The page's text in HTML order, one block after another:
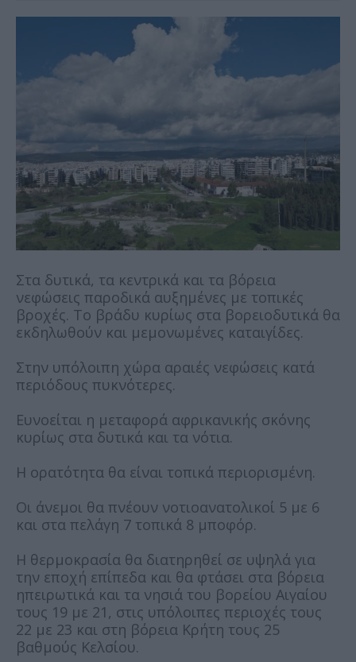
Στα δυτικά, τα κεντρικά και τα βόρεια
νεφώσεις παροδικά αυξημένες με τοπικές
βροχές. Το βράδυ κυρίως στα βορειοδυτικά θα
εκδηλωθούν και μεμονωμένες καταιγίδες.
Στην υπόλοιπη χώρα αραιές νεφώσεις κατά
περιόδους πυκνότερες.
Ευνοείται η μεταφορά αφρικανικής σκόνης
κυρίως στα δυτικά και τα νότια.
Η ορατότητα θα είναι τοπικά περιορισμένη.
Οι άνεμοι θα πνέουν νοτιοανατολικοί 5 με 6
και στα πελάγη 7 τοπικά 8 μποφόρ.
Η θερμοκρασία θα διατηρηθεί σε υψηλά για
την εποχή επίπεδα και θα φτάσει στα βόρεια
ηπειρωτικά και τα νησιά του βορείου Αιγαίου
τους 19 με 21, στις υπόλοιπες περιοχές τους
22 με 23 και στη βόρεια Κρήτη τους 25
βαθμούς Κελσίου.